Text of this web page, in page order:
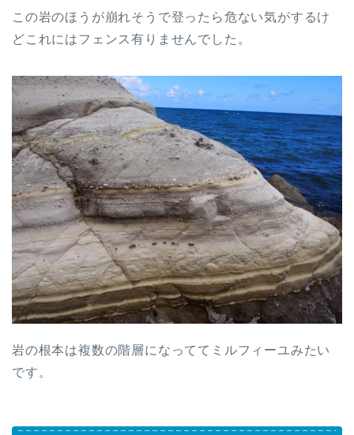
この岩のほうが崩れそうで登ったら危ない気がするけ
どこれにはフェンス有りませんでした。
岩の根本は複数の階層になっててミルフィーユみたい
です。